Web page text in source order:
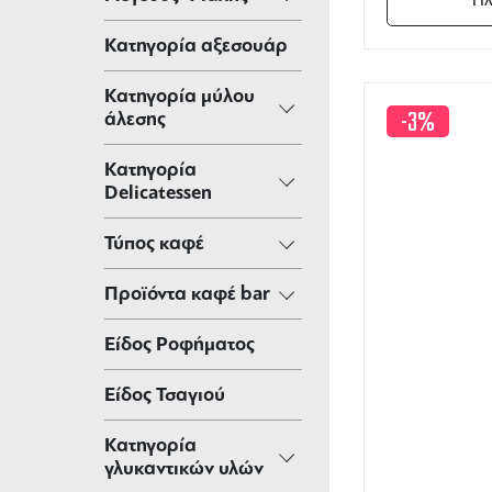
Κατηγορία αξεσουάρ
Κατηγορία μύλου
άλεσης
Κατηγορία
Delicatessen
Τύπος καφέ
Προϊόντα καφέ bar
Είδος Ροφήματος
Είδος Τσαγιού
Κατηγορία
γλυκαντικών υλών
-3%